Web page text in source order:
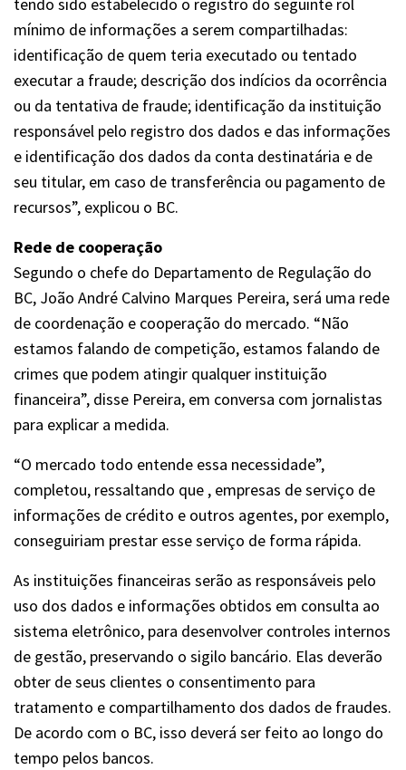
mínimo de informações a serem compartilhadas:
identificação de quem teria executado ou tentado
executar a fraude; descrição dos indícios da ocorrência
ou da tentativa de fraude; identificação da instituição
responsável pelo registro dos dados e das informações
e identificação dos dados da conta destinatária e de
seu titular, em caso de transferência ou pagamento de
recursos”, explicou o BC.
Rede de cooperação
Segundo o chefe do Departamento de Regulação do
BC, João André Calvino Marques Pereira, será uma rede
de coordenação e cooperação do mercado. “Não
estamos falando de competição, estamos falando de
crimes que podem atingir qualquer instituição
financeira”, disse Pereira, em conversa com jornalistas
para explicar a medida.
“O mercado todo entende essa necessidade”,
completou, ressaltando que , empresas de serviço de
informações de crédito e outros agentes, por exemplo,
conseguiriam prestar esse serviço de forma rápida.
As instituições financeiras serão as responsáveis pelo
uso dos dados e informações obtidos em consulta ao
sistema eletrônico, para desenvolver controles internos
de gestão, preservando o sigilo bancário. Elas deverão
obter de seus clientes o consentimento para
tratamento e compartilhamento dos dados de fraudes.
De acordo com o BC, isso deverá ser feito ao longo do
tempo pelos bancos.